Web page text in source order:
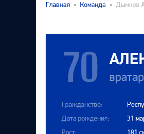
ХК
Главная Команда Дымков
Гражданство:
Дата рождения:
31
Рост:
181